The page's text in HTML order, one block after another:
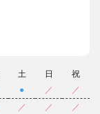
土 日
祝
● ／
／
／ ／ ／